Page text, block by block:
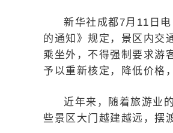
新华社成都7月11日
的通知》规定，景区内交
乘坐外，不得强制要求游
予以重新核定，降低价格
近年来，随着旅游业
些景区大门越建越远，摆